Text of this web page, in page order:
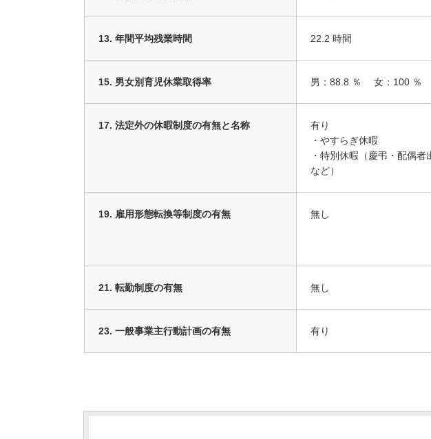
13. 年間平均残業時間 22.2 時間
15. 男女別育児休業取得率 男：88.8 ％ 女：100 ％
17. 法定外の休暇制度の有無と名称
有り
・やすらぎ休暇
・特別休暇（慶弔・配偶者
など）
19. 雇用形態転換等制度の有無 無し
21. 転勤制度の有無 無し
23. 一般事業主行動計画の有無 有り